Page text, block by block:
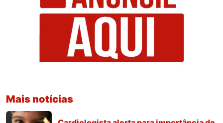
Mais notícias